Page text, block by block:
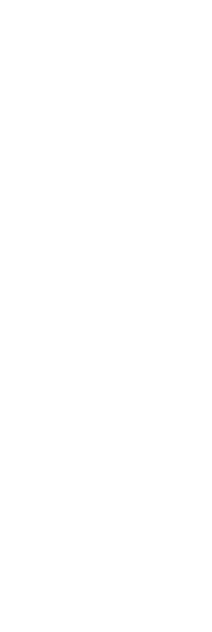
comprar tus
comprar algo teníamos que ir
desde hace décadas,
a pasos agigantados, la
en cada aspecto de
y adquirimos
Y el mejor ejemplo de
ha dado un gran paso al
realicen compras sin
post.
la
la forma en que nos
la forma en que
que hace poco anunció
compra más personalizadas
favorita (que espero sea
encanta. Sabes que lo